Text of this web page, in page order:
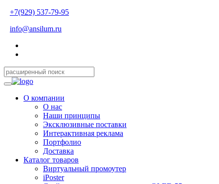
+7(929) 537-79-95
info@ansilum.ru
О компании
О нас
Наши принципы
Эксклюзивные поставки
Интерактивная реклама
Портфолио
Доставка
Каталог товаров
Виртуальный промоутер
iPoster